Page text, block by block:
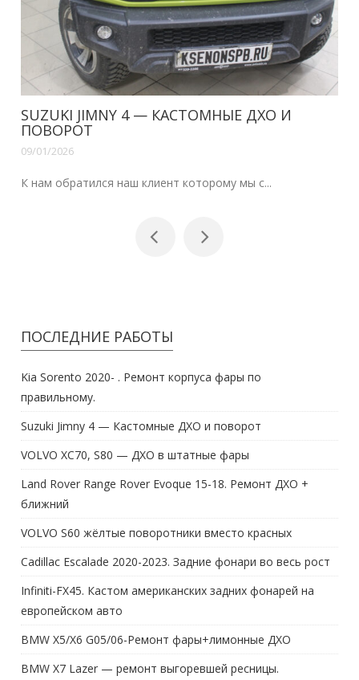
SUZUKI JIMNY 4 — КАСТОМНЫЕ ДХО И
ПОВОРОТ
09/01/2026
К нам обратился наш клиент которому мы с...
ПОСЛЕДНИЕ РАБОТЫ
Kia Sorento 2020- . Ремонт корпуса фары по
правильному.
Suzuki Jimny 4 — Кастомные ДХО и поворот
VOLVO XC70, S80 — ДХО в штатные фары
Land Rover Range Rover Evoque 15-18. Ремонт ДХО +
ближний
VOLVO S60 жёлтые поворотники вместо красных
Cadillac Escalade 2020-2023. Задние фонари во весь рост
Infiniti-FX45. Кастом американских задних фонарей на
европейском авто
BMW X5/X6 G05/06-Ремонт фары+лимонные ДХО
BMW X7 Lazer — ремонт выгоревшей ресницы.